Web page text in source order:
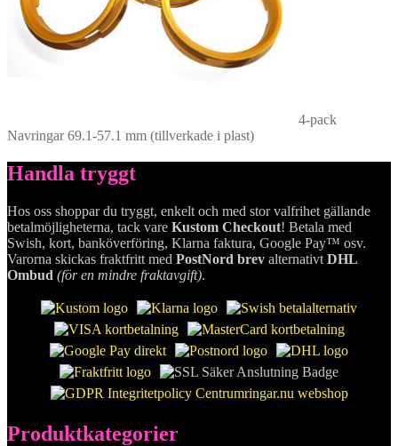
4-pack
Navringar 69.1-57.1 mm (tillverkade i plast)
Handla tryggt
Hos oss shoppar du tryggt, enkelt och med stor valfrihet gällande
betalmöjligheterna, tack vare Kustom Checkout! Betala med
Swish, kort, banköverföring, Klarna faktura, Google Pay™ osv.
Varorna skickas fraktfritt med PostNord brev alternativt DHL
Ombud (för en mindre fraktavgift).
Produktkategorier